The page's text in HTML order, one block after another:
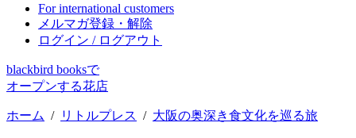
For international customers
メルマガ登録・解除
ログイン / ログアウト
blackbird booksで
オープンする花店
ホーム / リトルプレス / 大阪の奥深き食文化を巡る旅